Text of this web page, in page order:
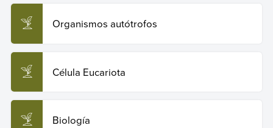
Organismos autótrofos
Célula Eucariota
Biología